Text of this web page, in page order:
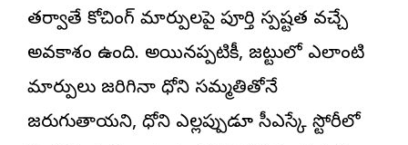
తర్వాతే కోచింగ్ మార్పులపై పూర్తి స్పష్టత వచ్చే
అవకాశం ఉంది. అయినప్పటికీ, జట్టులో ఎలాంటి
మార్పులు జరిగినా ధోని సమ్మతితోనే
జరుగుతాయని, ధోని ఎల్లప్పుడూ సీఎస్కే స్టోరీలో